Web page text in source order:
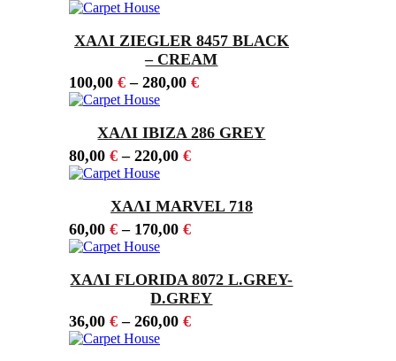
ΧΑΛΙ ZIEGLER 8457 BLACK
– CREAM
100,00 €– 280,00 €
ΧΑΛΙ IBIZA 286 GREY
80,00 €– 220,00 €
ΧΑΛΙ MARVEL 718
60,00 €– 170,00 €
ΧΑΛΙ FLORIDA 8072 L.GREY-
D.GREY
36,00 €– 260,00 €